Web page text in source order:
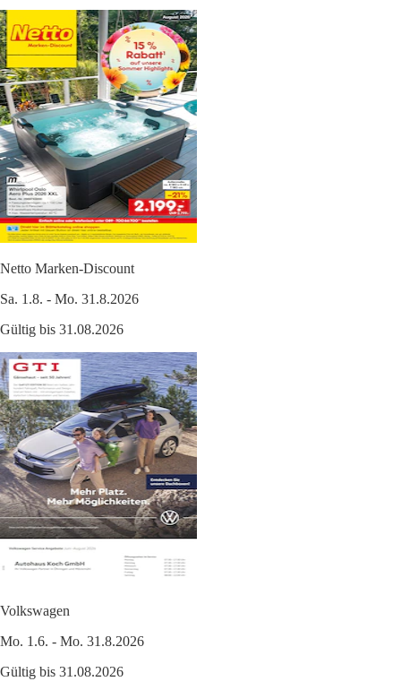
Netto Marken-Discount
Sa. 1.8. - Mo. 31.8.2026
Gültig bis 31.08.2026
Volkswagen
Mo. 1.6. - Mo. 31.8.2026
Gültig bis 31.08.2026